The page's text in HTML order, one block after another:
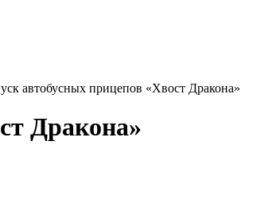
автобусных прицепов «Хвост Дракона»
Дракона»